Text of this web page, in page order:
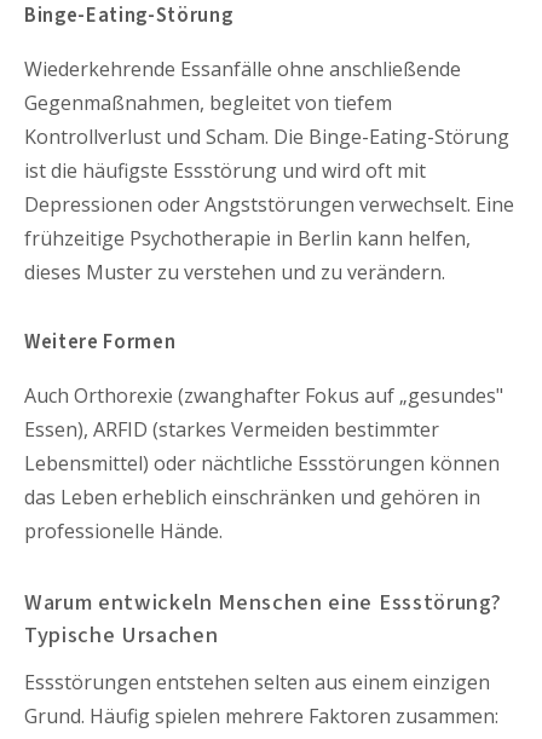
Binge-Eating-Störung
Wiederkehrende Essanfälle ohne anschließende
Gegenmaßnahmen, begleitet von tiefem
Kontrollverlust und Scham. Die Binge-Eating-Störung
ist die häufigste Essstörung und wird oft mit
Depressionen oder Angststörungen verwechselt. Eine
frühzeitige Psychotherapie in Berlin kann helfen,
dieses Muster zu verstehen und zu verändern.
Weitere Formen
Auch Orthorexie (zwanghafter Fokus auf „gesundes"
Essen), ARFID (starkes Vermeiden bestimmter
Lebensmittel) oder nächtliche Essstörungen können
das Leben erheblich einschränken und gehören in
professionelle Hände.
Warum entwickeln Menschen eine Essstörung?
Typische Ursachen
Essstörungen entstehen selten aus einem einzigen
Grund. Häufig spielen mehrere Faktoren zusammen: